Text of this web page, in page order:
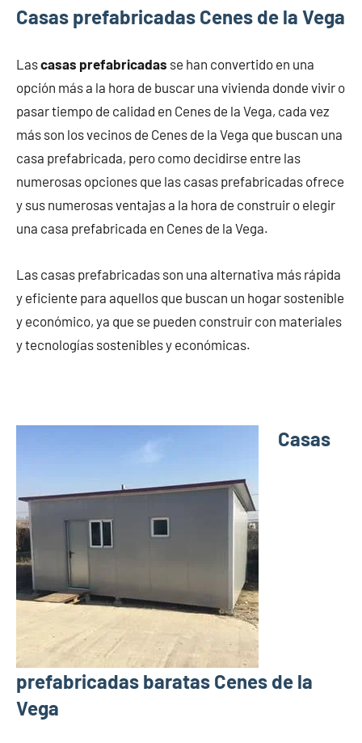
Casas prefabricadas Cenes de la Vega
Lascasas prefabricadas se han convertido en una
opción más a la hora de buscar una vivienda donde vivir o
pasar tiempo de calidad en Cenes de la Vega, cada vez
más son los vecinos de Cenes de la Vega que buscan una
casa prefabricada, pero como decidirse entre las
numerosas opciones que las casas prefabricadas ofrece
y sus numerosas ventajas a la hora de construir o elegir
una casa prefabricada en Cenes de la Vega.
Las casas prefabricadas son una alternativa más rápida
y eficiente para aquellos que buscan un hogar sostenible
y económico, ya que se pueden construir con materiales
y tecnologías sostenibles y económicas.
Casas
prefabricadas baratas Cenes de la
Vega